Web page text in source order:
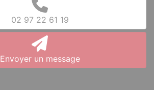
02 97 22 61 19
Envoyer un message